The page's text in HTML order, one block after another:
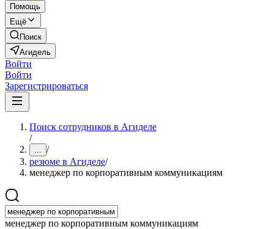
Помощь
Ещё
Поиск
Агидель
Войти
Войти
Зарегистрироваться
Поиск сотрудников в Агиделе
/
... /
резюме в Агиделе/
менеджер по корпоративным коммуникациям
менеджер по корпоративным коммуникациям